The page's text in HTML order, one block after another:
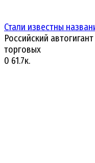
Стали известны
Российский
торговых
0 61.7к.